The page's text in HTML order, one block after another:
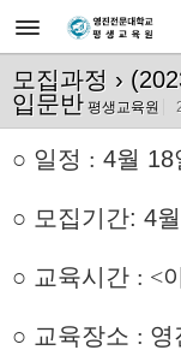
모집과정 ›
입문반 평생교육원
○ 일정 : 4월 18
○ 모집기간: 4월
○ 교육시간 : <
○ 교육장소 : 영